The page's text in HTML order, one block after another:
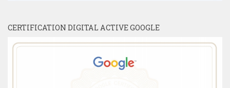
CERTIFICATION DIGITAL ACTIVE GOOGLE